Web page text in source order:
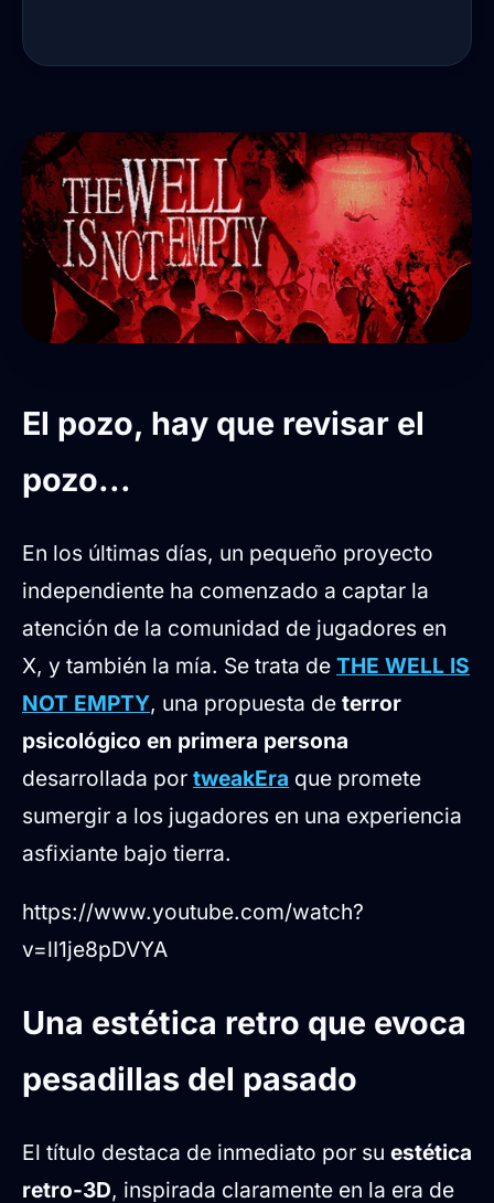
El pozo, hay que revisar el
pozo...
En los últimas días, un pequeño proyecto
independiente ha comenzado a captar la
atención de la comunidad de jugadores en
X, y también la mía. Se trata de THE WELL IS
NOT EMPTY, una propuesta de terror
psicológico en primera persona
desarrollada por tweakEra que promete
sumergir a los jugadores en una experiencia
asfixiante bajo tierra.
https://www.youtube.com/watch?
v=lI1je8pDVYA
Una estética retro que evoca
pesadillas del pasado
El título destaca de inmediato por su estética
retro-3D, inspirada claramente en la era de